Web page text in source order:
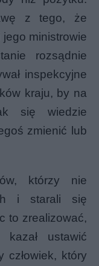
z tego, że
ministrowie
rozsądnie
inspekcyjne
kraju, by na
się wiedzie
zmienić lub
którzy nie
i starali się
to zrealizować,
kazał ustawić
człowiek, który